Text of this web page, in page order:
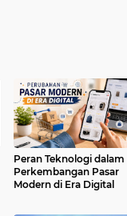
Peran Teknologi dalam
Perkembangan Pasar
Modern di Era Digital